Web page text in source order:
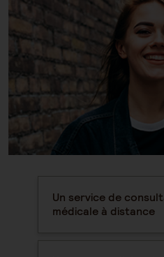
Un service de
médicale à distance